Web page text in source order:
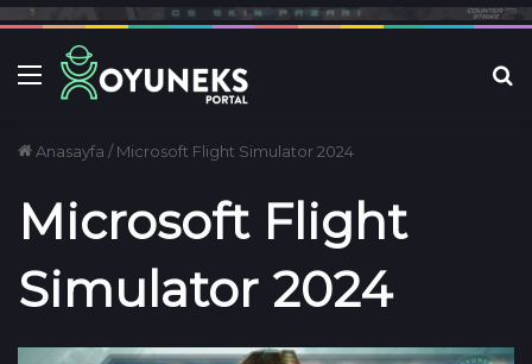
Menü
Anasayfa / Microsoft Flight Simulator 2024
Microsoft Flight
Simulator 2024